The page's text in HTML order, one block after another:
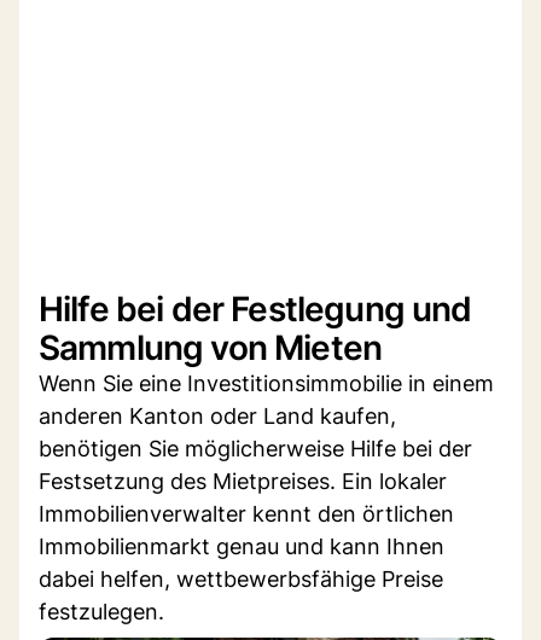
Hilfe bei der Festlegung und
Sammlung von Mieten
Wenn Sie eine Investitionsimmobilie in einem
anderen Kanton oder Land kaufen,
benötigen Sie möglicherweise Hilfe bei der
Festsetzung des Mietpreises. Ein lokaler
Immobilienverwalter kennt den örtlichen
Immobilienmarkt genau und kann Ihnen
dabei helfen, wettbewerbsfähige Preise
festzulegen.